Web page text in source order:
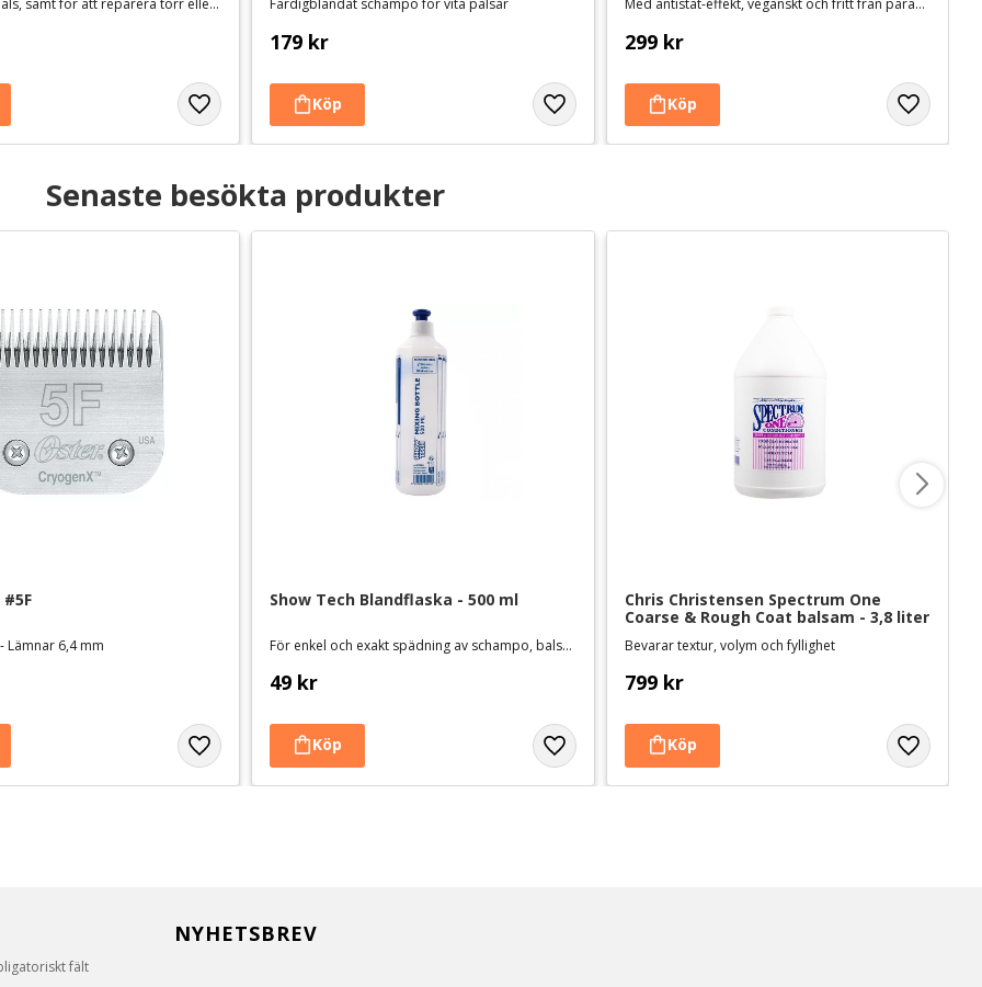
För lång rak päls, samt för att reparera torr eller skadad päls Färdigblandat schampo för vita pälsar
179 kr
Med antistat-effekt, veganskt och fritt från parabener och sulfater
299 kr
Senaste besökta produkter
Lämnar 6,4 mm
Show Tech Blandflaska - 500 ml
För enkel och exakt spädning av schampo, balsam mm.
49 kr
Chris Christensen Spectrum One
Coarse & Rough Coat balsam - 3,8 liter
Bevarar textur, volym och fyllighet
799 kr
NYHETSBREV
fält